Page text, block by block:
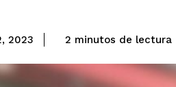
2023 2 minutos de lectura